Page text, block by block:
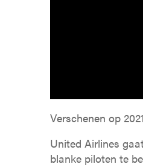
Verschenen op
United Airlines
blanke piloten te